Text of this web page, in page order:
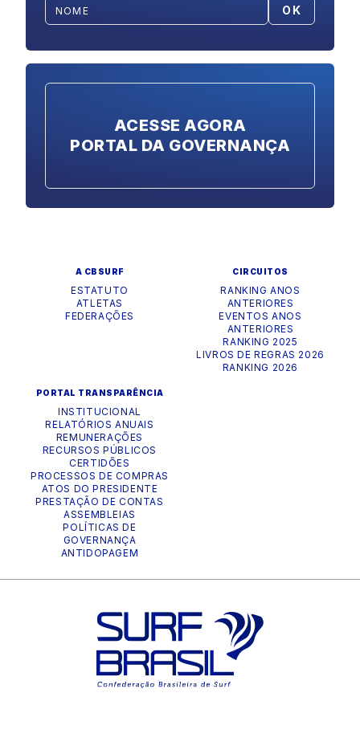
OK
ACESSE AGORA
PORTAL DA GOVERNANÇA
A CBSURF
ESTATUTO
ATLETAS
FEDERAÇÕES
CIRCUITOS
RANKING ANOS
ANTERIORES
EVENTOS ANOS
ANTERIORES
RANKING 2025
LIVROS DE REGRAS 2026
RANKING 2026
PORTAL TRANSPARÊNCIA
INSTITUCIONAL
RELATÓRIOS ANUAIS
REMUNERAÇÕES
RECURSOS PÚBLICOS
CERTIDÕES
PROCESSOS DE COMPRAS
ATOS DO PRESIDENTE
PRESTAÇÃO DE CONTAS
ASSEMBLEIAS
POLÍTICAS DE
GOVERNANÇA
ANTIDOPAGEM